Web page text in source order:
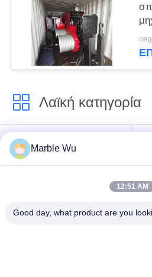
Λαϊκή κατηγορία
εξοπλισμός
γραμμών μετάδοσης
με σπάγγο τον
Marble Wu
12:51 AM
Good day, what product are you